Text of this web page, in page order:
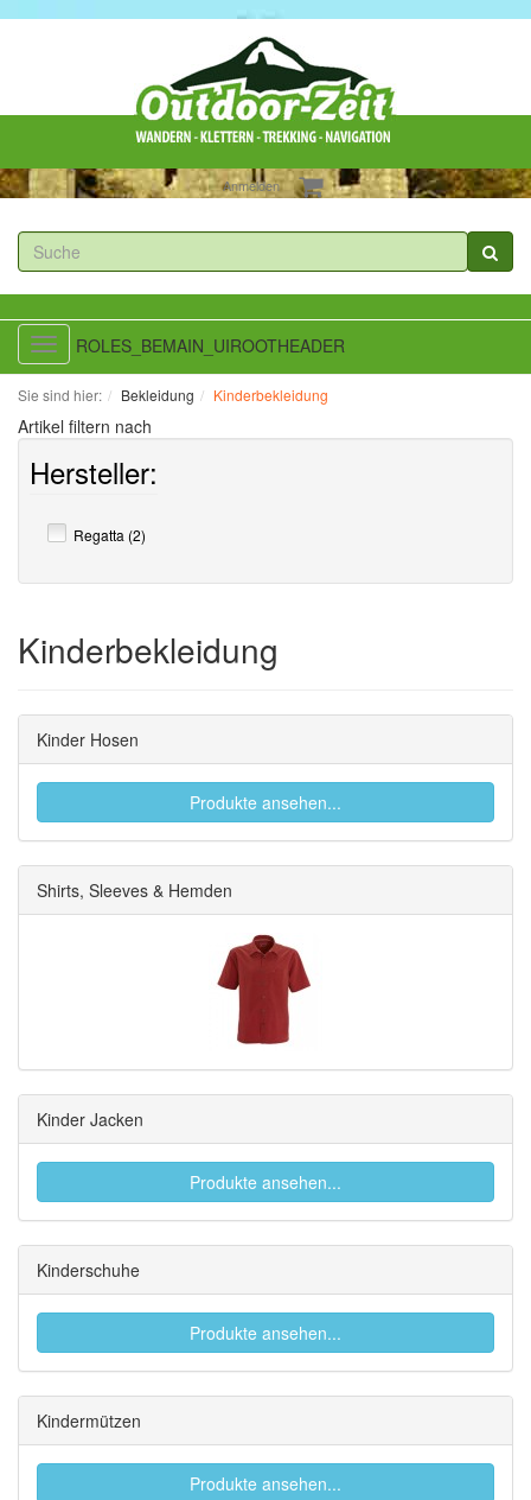
Anmelden
Toggle
navigation
ROLES_BEMAIN_UIROOTHEADER
Sie sind hier: Bekleidung Kinderbekleidung
Artikel filtern nach
Hersteller:
Regatta (2)
Kinderbekleidung
Kinder Hosen
Produkte ansehen...
Shirts, Sleeves & Hemden
Kinder Jacken
Produkte ansehen...
Kinderschuhe
Produkte ansehen...
Kindermützen
Produkte ansehen...